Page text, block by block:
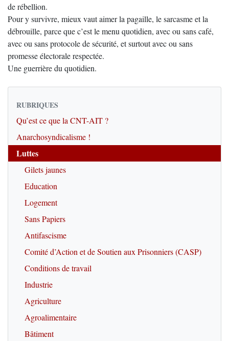
de rébellion.
Pour y survivre, mieux vaut aimer la pagaille, le sarcasme et la
débrouille, parce que c’est le menu quotidien, avec ou sans café,
avec ou sans protocole de sécurité, et surtout avec ou sans
promesse électorale respectée.
Une guerrière du quotidien.
RUBRIQUES
Qu’est ce que la CNT-AIT ?
Anarchosyndicalisme !
Luttes
Gilets jaunes
Education
Logement
Sans Papiers
Antifascisme
Comité d’Action et de Soutien aux Prisonniers (CASP)
Conditions de travail
Industrie
Agriculture
Agroalimentaire
Bâtiment